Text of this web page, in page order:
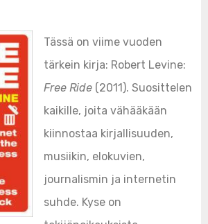
Tässä on viime vuoden
tärkein kirja: Robert Levine:
Free Ride (2011). Suosittelen
kaikille, joita vähääkään
kiinnostaa kirjallisuuden,
musiikin, elokuvien,
journalismin ja internetin
suhde. Kyse on